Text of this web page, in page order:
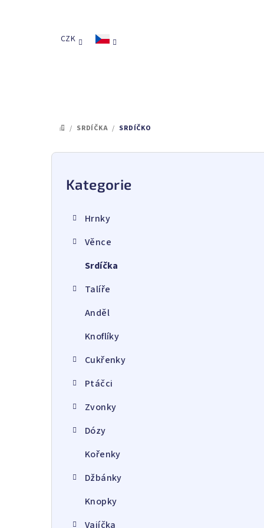
CZK
DOMŮ
/ SRDÍČKA / SRDÍČKO
P
Přeskočit
kategorie
Kategorie
Hrnky
Věnce
Srdíčka
Talíře
Anděl
Knoflíky
Cukřenky
Ptáčci
Zvonky
Dózy
Kořenky
Džbánky
Knopky
Vajíčka